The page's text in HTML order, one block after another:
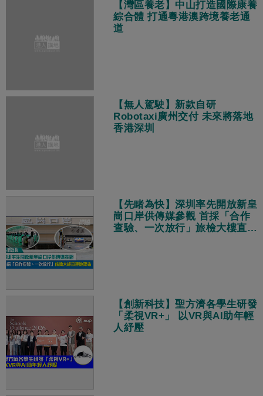
【灣區養老】中山打造國際康養
綜合體 打通粵港澳跨境養老通
道
【無人駕駛】新款自研
Robotaxi廣州交付 未來將落地
香港深圳
【先睹為快】深圳率先開放新皇
崗口岸供傳媒參觀 首採「合作
查驗、一次放行」旅檢大樓直連
【創新科技】聖方濟各學生研發
「柔視VR+」 以VR與AI助年輕
人紓壓